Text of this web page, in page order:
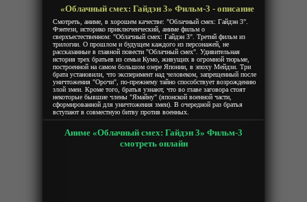
«Облачный смех: Гайдэн 3» Фильм-3 - описание
Смотреть, аниме, в хорошем качестве: "Облачный смех: Гайдэн 3".
Фэнтези, историко приключенческий, аниме фильм о
сверхъестественном: "Облачный смех: Гайдэн 3". Третий фильм из
трилогии. О прошлом и будущем каждого из персонажей, не
рассказанные в главной повести "Облачный смех". Удивительная
история трех братьев из семьи Кумо, живущих в огромной тюрьме,
построенной на самом большом озере Японии, в эпоху Мейдзи. Три
брата установили, что эксперимент над человеком, запрещенный после
уничтожения "Орочи", по-прежнему тайно способствует возрождению
злой змеи. Кроме того, братья узнают, что во главе заговора стоят
некоторые бывшие члены "Ямайну" (японской военной части,
сформированной для уничтожения змеи). В очередной раз братья
вступают в совместную битву против военных.
Аниме «Облачный смех: Гайдэн 3» Фильм-3
смотреть онлайн